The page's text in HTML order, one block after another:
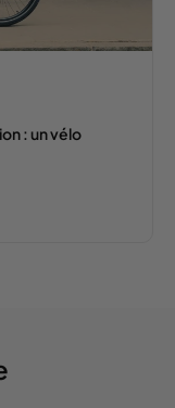
: un vélo